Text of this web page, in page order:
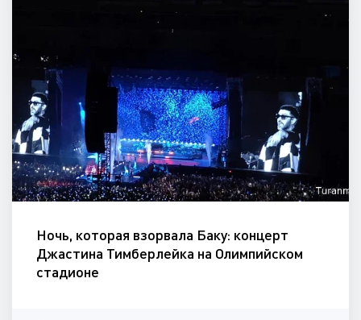
Ночь, которая взорвала Баку: концерт
Джастина Тимберлейка на Олимпийском
стадионе